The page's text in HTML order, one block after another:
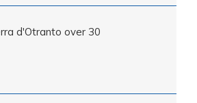
d'Otranto over 30